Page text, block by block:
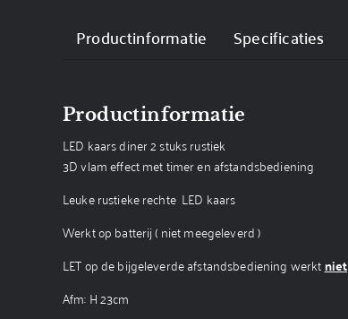
Productinformatie Specificaties
Productinformatie
LED kaars diner 2 stuks rustiek
3D vlam effect met timer en afstandsbediening
Leuke rustieke rechte LED kaars
Werkt op batterij ( niet meegeleverd )
LET op de bijgeleverde afstandsbediening werktniet
Afm: H 23cm